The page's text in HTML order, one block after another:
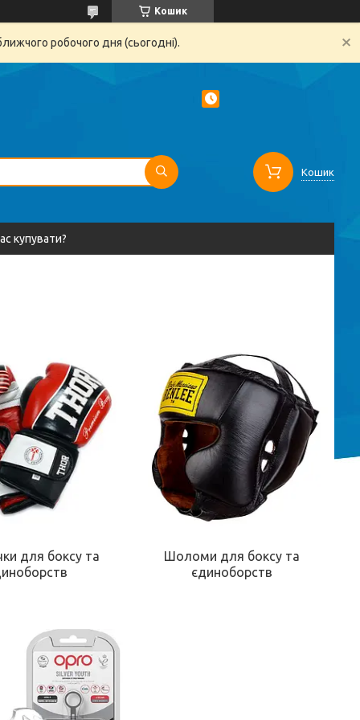
Кошик
робочого дня (сьогодні).
Кошик
купувати?
для боксу та
Шоломи для боксу та
єдиноборств